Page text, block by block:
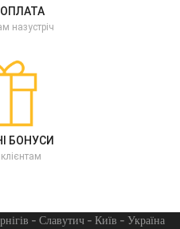
назустріч
БОНУСИ
- Славутич - Київ - Україна